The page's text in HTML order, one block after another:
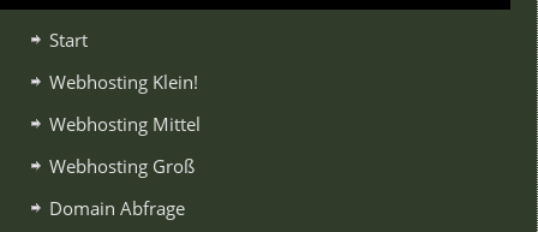
Start
Webhosting Klein!
Webhosting Mittel
Webhosting Groß
Domain Abfrage